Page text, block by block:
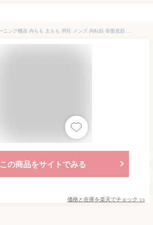
送料無料 トレーニング機器 内もも 太もも 男性 メンズ 内転筋 骨盤底筋 筋トレ 360度 回転 ヒップトレーナー エクササイズ フィットネス 運動 スポーツ用品 ダイエット器具 多機能 クリップ 挟む
この商品をサイトでみる
価格と在庫を楽天でチェック >>